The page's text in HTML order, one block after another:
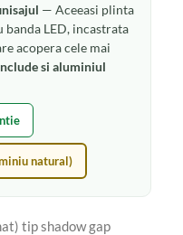
— Aceeasi plinta
banda LED, incastrata
acopera cele mai
si aluminiul
natural)
tip shadow gap